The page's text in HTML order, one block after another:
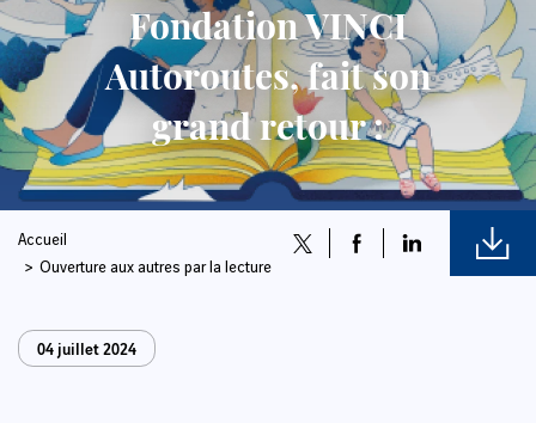
Fondation VINCI
Autoroutes, fait son
grand retour :
Accueil
Ouverture aux autres par la lecture
04 juillet 2024